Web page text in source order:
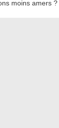
moins amers ?